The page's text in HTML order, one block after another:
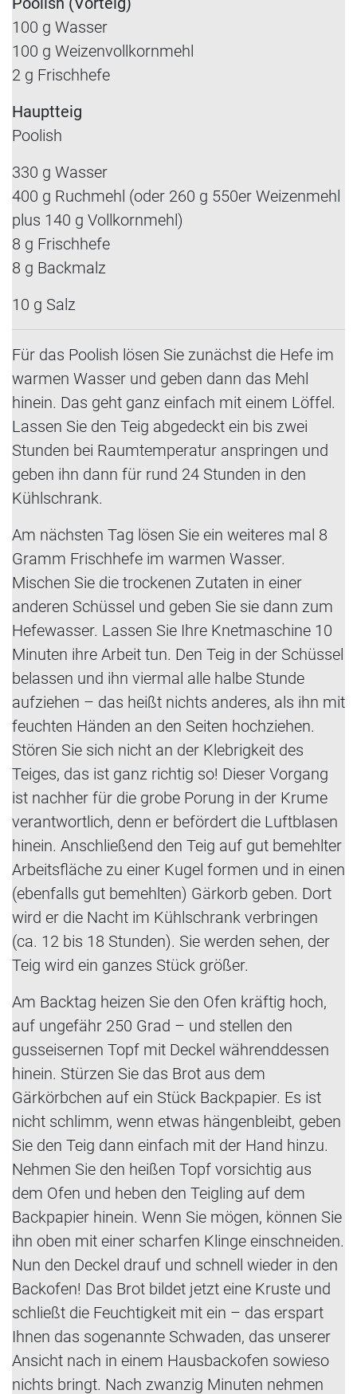
100 g Wasser
100 g Weizenvollkornmehl
2 g Frischhefe
Hauptteig
Poolish
330 g Wasser
400 g Ruchmehl (oder 260 g 550er Weizenmehl
plus 140 g Vollkornmehl)
8 g Frischhefe
8 g Backmalz
10 g Salz
Für das Poolish lösen Sie zunächst die Hefe im
warmen Wasser und geben dann das Mehl
hinein. Das geht ganz einfach mit einem Löffel.
Lassen Sie den Teig abgedeckt ein bis zwei
Stunden bei Raumtemperatur anspringen und
geben ihn dann für rund 24 Stunden in den
Kühlschrank.
Am nächsten Tag lösen Sie ein weiteres mal 8
Gramm Frischhefe im warmen Wasser.
Mischen Sie die trockenen Zutaten in einer
anderen Schüssel und geben Sie sie dann zum
Hefewasser. Lassen Sie Ihre Knetmaschine 10
Minuten ihre Arbeit tun. Den Teig in der Schüssel
belassen und ihn viermal alle halbe Stunde
aufziehen – das heißt nichts anderes, als ihn mit
feuchten Händen an den Seiten hochziehen.
Stören Sie sich nicht an der Klebrigkeit des
Teiges, das ist ganz richtig so! Dieser Vorgang
ist nachher für die grobe Porung in der Krume
verantwortlich, denn er befördert die Luftblasen
hinein. Anschließend den Teig auf gut bemehlter
Arbeitsfläche zu einer Kugel formen und in einen
(ebenfalls gut bemehlten) Gärkorb geben. Dort
wird er die Nacht im Kühlschrank verbringen
(ca. 12 bis 18 Stunden). Sie werden sehen, der
Teig wird ein ganzes Stück größer.
Am Backtag heizen Sie den Ofen kräftig hoch,
auf ungefähr 250 Grad – und stellen den
gusseisernen Topf mit Deckel währenddessen
hinein. Stürzen Sie das Brot aus dem
Gärkörbchen auf ein Stück Backpapier. Es ist
nicht schlimm, wenn etwas hängenbleibt, geben
Sie den Teig dann einfach mit der Hand hinzu.
Nehmen Sie den heißen Topf vorsichtig aus
dem Ofen und heben den Teigling auf dem
Backpapier hinein. Wenn Sie mögen, können Sie
ihn oben mit einer scharfen Klinge einschneiden.
Nun den Deckel drauf und schnell wieder in den
Backofen! Das Brot bildet jetzt eine Kruste und
schließt die Feuchtigkeit mit ein – das erspart
Ihnen das sogenannte Schwaden, das unserer
Ansicht nach in einem Hausbackofen sowieso
nichts bringt. Nach zwanzig Minuten nehmen